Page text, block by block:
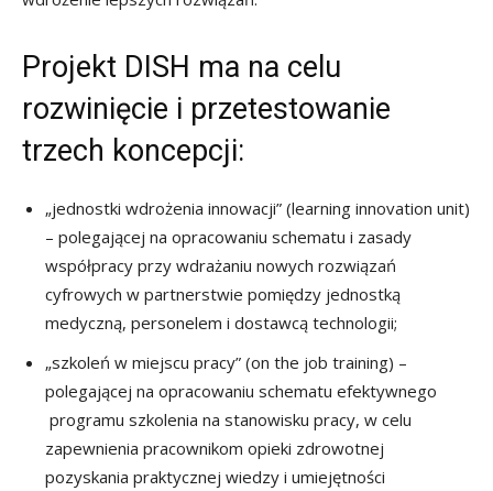
Projekt DISH ma na celu
rozwinięcie i przetestowanie
trzech koncepcji:
„jednostki wdrożenia innowacji” (learning innovation unit)
– polegającej na opracowaniu schematu i zasady
współpracy przy wdrażaniu nowych rozwiązań
cyfrowych w partnerstwie pomiędzy jednostką
medyczną, personelem i dostawcą technologii;
„szkoleń w miejscu pracy” (on the job training) –
polegającej na opracowaniu schematu efektywnego
programu szkolenia na stanowisku pracy, w celu
zapewnienia pracownikom opieki zdrowotnej
pozyskania praktycznej wiedzy i umiejętności